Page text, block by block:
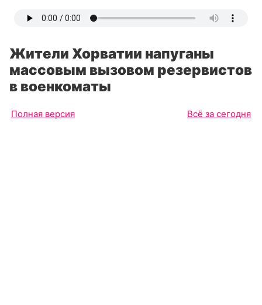
Жители Хорватии напуганы
массовым вызовом резервистов
в военкоматы
Полная версия Всё за сегодня